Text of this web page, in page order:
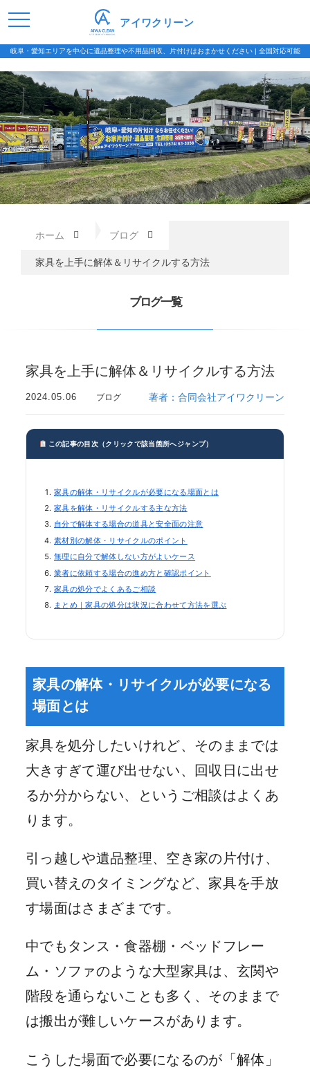
岐阜・愛知エリアを中心に遺品整理や不用品回収、片付けはおまかせください | 全国対応可能
アイワクリーン
ホーム ブログ
家具を上手に解体＆リサイクルする方法
ブログ一覧
家具を上手に解体＆リサイクルする方法
2024.05.06 ブログ 著者：合同会社アイワクリーン
この記事の目次（クリックで該当箇所へジャンプ）
家具の解体・リサイクルが必要になる場面とは
家具を解体・リサイクルする主な方法
自分で解体する場合の道具と安全面の注意
素材別の解体・リサイクルのポイント
無理に自分で解体しない方がよいケース
業者に依頼する場合の進め方と確認ポイント
家具の処分でよくあるご相談
まとめ｜家具の処分は状況に合わせて方法を選ぶ
家具の解体・リサイクルが必要になる
場面とは
家具を処分したいけれど、そのままでは
大きすぎて運び出せない、回収日に出せ
るか分からない、というご相談はよくあ
ります。
引っ越しや遺品整理、空き家の片付け、
買い替えのタイミングなど、家具を手放
す場面はさまざまです。
中でもタンス・食器棚・ベッドフレー
ム・ソファのような大型家具は、玄関や
階段を通らないことも多く、そのままで
は搬出が難しいケースがあります。
こうした場面で必要になるのが「解体」